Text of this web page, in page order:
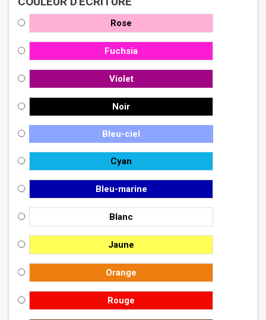
Rose
Fuchsia
Violet
Noir
Bleu-ciel
Cyan
Bleu-marine
Blanc
Jaune
Orange
Rouge